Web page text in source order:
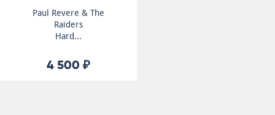
Paul Revere & The
Raiders
Hard...
4 500 ₽